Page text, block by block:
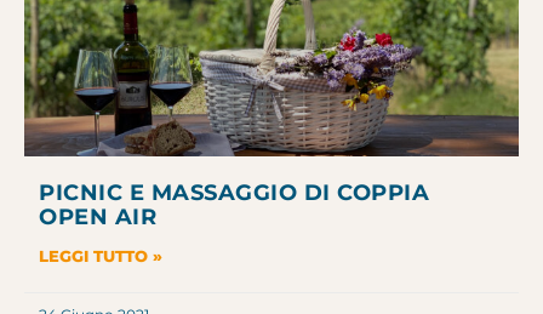
PICNIC E MASSAGGIO DI COPPIA
OPEN AIR
LEGGI TUTTO »